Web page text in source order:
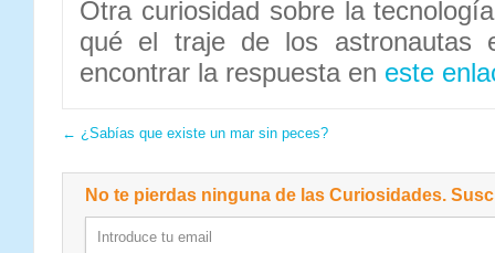
Otra curiosidad sobre la
qué el traje de los astronautas
encontrar la respuesta en este
← ¿Sabías que existe un mar sin peces?
No te pierdas ninguna de las Curiosidades.